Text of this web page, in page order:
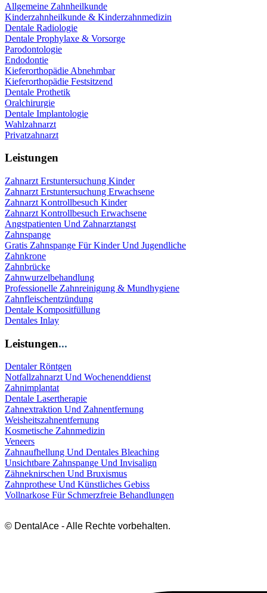
Allgemeine Zahnheilkunde
Kinderzahnheilkunde & Kinderzahnmedizin
Dentale Radiologie
Dentale Prophylaxe & Vorsorge
Parodontologie
Endodontie
Kieferorthopädie Abnehmbar
Kieferorthopädie Festsitzend
Dentale Prothetik
Oralchirurgie
Dentale Implantologie
Wahlzahnarzt
Privatzahnarzt
Leistungen
Zahnarzt Erstuntersuchung Kinder
Zahnarzt Erstuntersuchung Erwachsene
Zahnarzt Kontrollbesuch Kinder
Zahnarzt Kontrollbesuch Erwachsene
Angstpatienten Und Zahnarztangst
Zahnspange
Gratis Zahnspange Für Kinder Und Jugendliche
Zahnkrone
Zahnbrücke
Zahnwurzelbehandlung
Professionelle Zahnreinigung & Mundhygiene
Zahnfleischentzündung
Dentale Kompositfüllung
Dentales Inlay
Leistungen...
Dentaler Röntgen
Notfallzahnarzt Und Wochenenddienst
Zahnimplantat
Dentale Lasertherapie
Zahnextraktion Und Zahnentfernung
Weisheitszahnentfernung
Kosmetische Zahnmedizin
Veneers
Zahnaufhellung Und Dentales Bleaching
Unsichtbare Zahnspange Und Invisalign
Zähneknirschen Und Bruxismus
Zahnprothese Und Künstliches Gebiss
Vollnarkose Für Schmerzfreie Behandlungen
© DentalAce - Alle Rechte vorbehalten.